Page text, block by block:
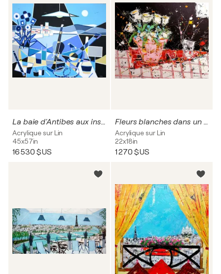
La baie d'Antibes aux instruments de musique
Acrylique sur Lin
45x57in
16 530 $US
Fleurs blanches dans un pot
Acrylique sur Lin
22x18in
1 270 $US